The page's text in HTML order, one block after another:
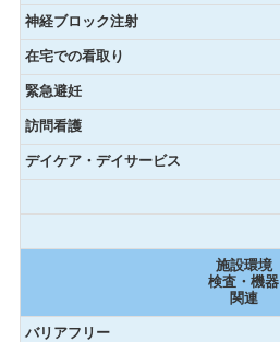
神経ブロック注射
在宅での看取り
緊急避妊
訪問看護
デイケア・デイサービス
施設環境
検査・機器
関連
バリアフリー